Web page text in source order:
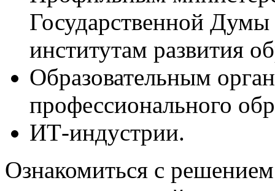
Государственной
институтам развития
Образовательным
профессионального
ИТ-индустрии.
Ознакомиться с